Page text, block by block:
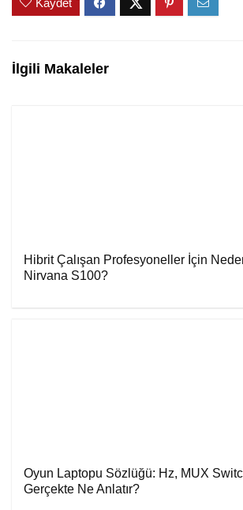
Kaydet
İlgili Makaleler
Hibrit Çalışan Profesyoneller İçin
Nirvana S100?
Oyun Laptopu Sözlüğü: Hz, MUX
Gerçekte Ne Anlatır?